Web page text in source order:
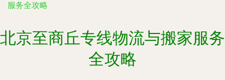
服务全攻略
北京至商丘专线物流与搬家服务
全攻略